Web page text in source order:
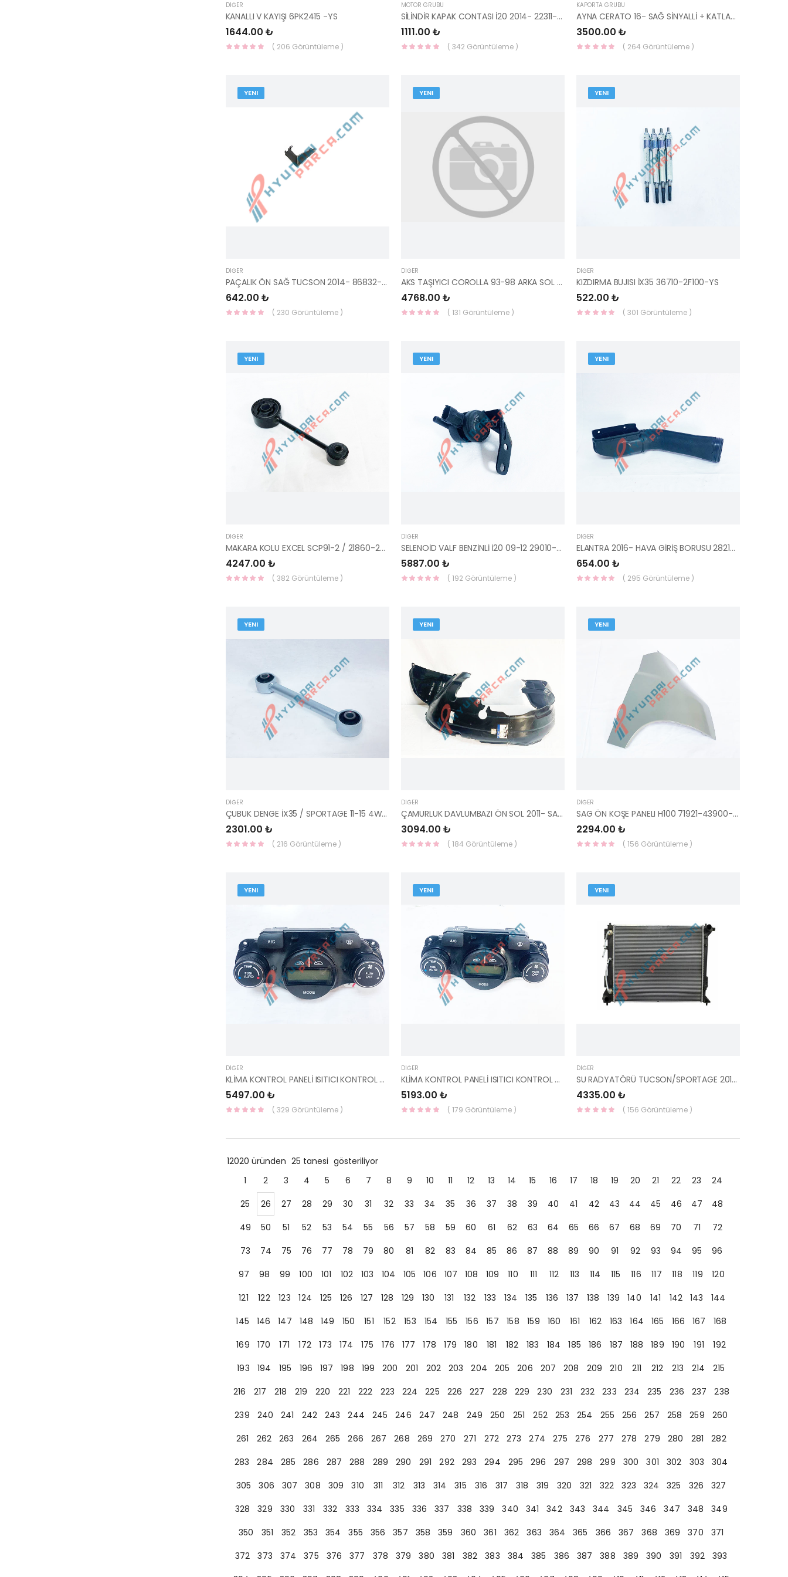
DIĞER
KANALLI V KAYIŞI 6PK2415 -YS
1644.00 ₺
( 206 Görüntüleme )
MOTOR GRUBU
SİLİNDİR KAPAK CONTASI İ20 2014- 22311-03230-HMC
1111.00 ₺
( 342 Görüntüleme )
KAPORTA GRUBU
AYNA CERATO 16- SAĞ SİNYALLİ + KATLANIR 87620-A7BD0-YS
3500.00 ₺
( 264 Görüntüleme )
YENI
DIĞER
PAÇALIK ÖN SAĞ TUCSON 2014- 86832-D7000-YS
642.00 ₺
( 230 Görüntüleme )
YENI
DIĞER
AKS TAŞIYICI COROLLA 93-98 ARKA SOL 42305-12130-YS
4768.00 ₺
( 131 Görüntüleme )
YENI
DIĞER
KIZDIRMA BUJISI İX35 36710-2F100-YS
522.00 ₺
( 301 Görüntüleme )
YENI
DIĞER
MAKARA KOLU EXCEL SCP91-2 / 21860-24010-HMC
4247.00 ₺
( 382 Görüntüleme )
YENI
DIĞER
SELENOİD VALF BENZİNLİ İ20 09-12 29010-03000-HMC
5887.00 ₺
( 192 Görüntüleme )
YENI
DIĞER
ELANTRA 2016- HAVA GİRİŞ BORUSU 28210-F2000-YS
654.00 ₺
( 295 Görüntüleme )
YENI
DIĞER
ÇUBUK DENGE İX35 / SPORTAGE 11-15 4WD 55250-2S110-YS
2301.00 ₺
( 216 Görüntüleme )
YENI
DIĞER
ÇAMURLUK DAVLUMBAZI ÖN SOL 2011- SANTAFE 86810-2B200-HMC
3094.00 ₺
( 184 Görüntüleme )
YENI
DIĞER
SAG ÖN KOŞE PANELI H100 71921-43900-HMC
2294.00 ₺
( 156 Görüntüleme )
YENI
DIĞER
KLİMA KONTROL PANELİ ISITICI KONTROL UNITESI 97250-1E252AR-HMC
5497.00 ₺
( 329 Görüntüleme )
YENI
DIĞER
KLİMA KONTROL PANELİ ISITICI KONTROL UNITESI 97250-1E252CA-HMC
5193.00 ₺
( 179 Görüntüleme )
YENI
DIĞER
SU RADYATÖRÜ TUCSON/SPORTAGE 2016- BENZ.4X2 25310-D7600-YS
4335.00 ₺
( 156 Görüntüleme )
12020 üründen 25 tanesi gösteriliyor
1
2 3 4 5 6 7 8 9 10 11 12 13 14 15 16 17 18 19 20 21 22 23
24
25
26 27 28 29 30 31 32 33 34 35 36 37 38 39 40 41 42 43 44 45 46 47
48
49
50 51 52 53 54 55 56 57 58 59 60 61 62 63 64 65 66 67 68 69 70 71
72
73
74 75 76 77 78 79 80 81 82 83 84 85 86 87 88 89 90 91 92 93 94 95
96
97
98 99 100 101 102 103 104 105 106 107 108 109 110 111 112 113 114 115 116 117 118 119
120
121
122 123 124 125 126 127 128 129 130 131 132 133 134 135 136 137 138 139 140 141 142 143
144
145
146 147 148 149 150 151 152 153 154 155 156 157 158 159 160 161 162 163 164 165 166 167
168
169
170 171 172 173 174 175 176 177 178 179 180 181 182 183 184 185 186 187 188 189 190 191
192
193
194 195 196 197 198 199 200 201 202 203 204 205 206 207 208 209 210 211 212 213 214
215
216
217 218 219 220 221 222 223 224 225 226 227 228 229 230 231 232 233 234 235 236 237
238
239
240 241 242 243 244 245 246 247 248 249 250 251 252 253 254 255 256 257 258 259
260
261
262 263 264 265 266 267 268 269 270 271 272 273 274 275 276 277 278 279 280 281
282
283
284 285 286 287 288 289 290 291 292 293 294 295 296 297 298 299 300 301 302 303
304
305
306 307 308 309 310 311 312 313 314 315 316 317 318 319 320 321 322 323 324 325 326
327
328
329 330 331 332 333 334 335 336 337 338 339 340 341 342 343 344 345 346 347 348
349
350
351 352 353 354 355 356 357 358 359 360 361 362 363 364 365 366 367 368 369 370
371
372
373 374 375 376 377 378 379 380 381 382 383 384 385 386 387 388 389 390 391 392
393